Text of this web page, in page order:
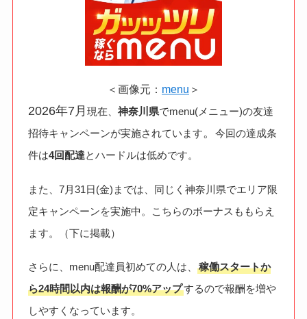
＜画像元： menu ＞
2026年7月現在、神奈川県でmenu(メニュー)の友達
招待キャンペーンが実施されています。今回の達成条
件は4回配達とハードルは低めです。
また、7月31日(金)までは、同じく神奈川県でエリア限
定キャンペーンを実施中。こちらのボーナスももらえ
ます。（下に掲載）
さらに、menu配達員初めての人は、稼働スタートか
ら24時間以内は報酬が70%アップするので報酬を増や
しやすくなっています。